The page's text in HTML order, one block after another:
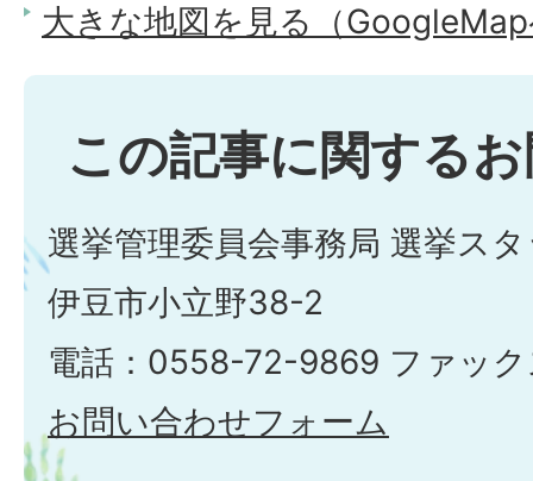
大きな地図を見る（
この記事に関する
選挙管理委員会事務局 選挙ス
伊豆市小立野38-2
電話：0558-72-9869 ファッ
お問い合わせフォーム